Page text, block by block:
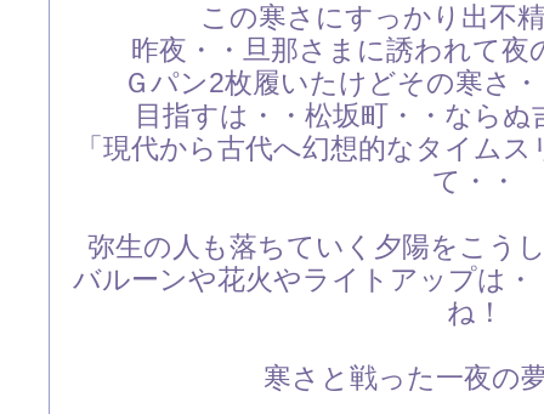
この寒さにすっかり出不
昨夜・・旦那さまに誘われて
Ｇパン2枚履いたけどその寒さ
目指すは・・松坂町・・なら
「現代から古代へ幻想的なタイム
て・・
弥生の人も落ちていく夕陽をこう
バルーンや花火やライトアップは
ね！
寒さと戦った一夜の